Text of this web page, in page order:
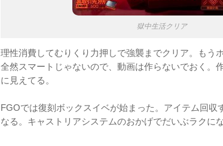
獄中生活クリア
理性消費してむりくり力押しで強襲までクリア。もう
全然スマートじゃないので、動画は作らないでおく。
に見えてる。
FGOでは復刻ボックスイベが始まった。アイテム回収
なる。キャストリアシステムのおかげでだいぶラクに